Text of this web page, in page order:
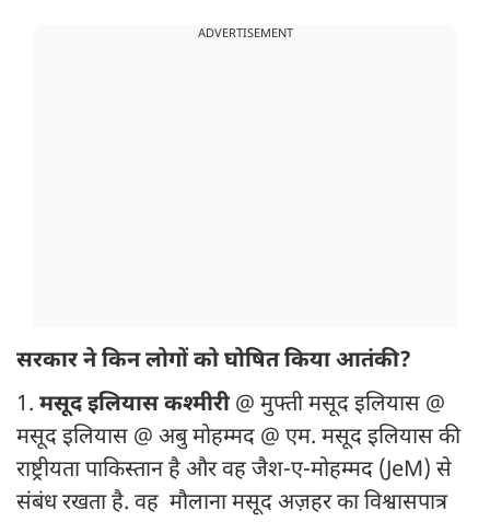
ADVERTISEMENT
सरकार ने किन लोगों को घोषित किया आतंकी?
1. मसूद इलियास कश्मीरी@ मुफ्ती मसूद इलियास @
मसूद इलियास @ अबु मोहम्मद @ एम. मसूद इलियास की
राष्ट्रीयता पाकिस्तान है और वह जैश-ए-मोहम्मद (JeM) से
संबंध रखता है. वह मौलाना मसूद अज़हर का विश्वासपात्र